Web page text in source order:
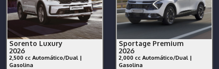
Sorento Luxury
2026
2,500 cc Automático/Dual |
Gasolina
Sportage Premium
2026
2,000 cc Automático/Dual |
Gasolina